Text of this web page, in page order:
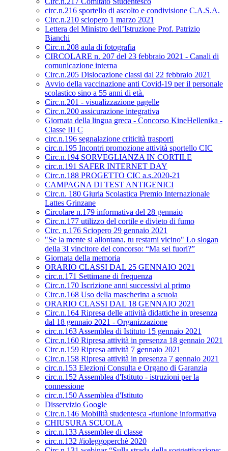
circ.n.216 sportello di ascolto e condivisione C.A.S.A.
Circ.n.210 sciopero 1 marzo 2021
Lettera del Ministro dell’Istruzione Prof. Patrizio
Bianchi
Circ.n.208 aula di fotografia
CIRCOLARE n. 207 del 23 febbraio 2021 - Canali di
comunicazione interna
Circ.n.205 Dislocazione classi dal 22 febbraio 2021
Avvio della vaccinazione anti Covid-19 per il personale
scolastico sino a 55 anni di età.
Circ.n.201 - visualizzazione pagelle
Circ.n.200 assicurazione integrativa
Giornata della lingua greca - Concorso KineHellenika -
Classe III C
circ.n.196 segnalazione criticità trasporti
circ.n.195 Incontri promozione attività sportello CIC
Circ.n.194 SORVEGLIANZA IN CORTILE
circ.n.191 SAFER INTERNET DAY
Circ.n.188 PROGETTO CIC a.s.2020-21
CAMPAGNA DI TEST ANTIGENICI
Circ.n. 180 Giuria Scolastica Premio Internazionale
Lattes Grinzane
Circolare n.179 informativa del 28 gennaio
Circ.n.177 utilizzo del cortile e divieto di fumo
Circ. n.176 Sciopero 29 gennaio 2021
"Se la mente si allontana, tu restami vicino" Lo slogan
della 3I vincitore del concorso: “Ma sei fuori?”
Giornata della memoria
ORARIO CLASSI DAL 25 GENNAIO 2021
circ.n.171 Settimane di frequenza
Circ.n.170 Iscrizione anni successivi al primo
Circ.n.168 Uso della mascherina a scuola
ORARIO CLASSI DAL 18 GENNAIO 2021
Circ.n.164 Ripresa delle attività didattiche in presenza
dal 18 gennaio 2021 - Organizzazione
circ.n.163 Assemblea di Istituto 15 gennaio 2021
Circ.n.160 Ripresa attività in presenza 18 gennaio 2021
Circ.n.159 Ripresa attività 7 gennaio 2021
Circ.n.158 Ripresa attività in presenza 7 gennaio 2021
circ.n.153 Elezioni Consulta e Organo di Garanzia
circ.n.152 Assemblea d'Istituto - istruzioni per la
connessione
circ.n.150 Assemblea d'Istituto
Disservizio Google
Circ.n.146 Mobilità studentesca -riunione informativa
CHIUSURA SCUOLA
circ.n.133 Assemblee di classe
circ.n.132 #ioleggoperchè 2020